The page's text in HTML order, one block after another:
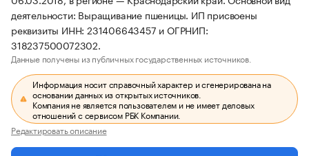
деятельности: Выращивание пшеницы. ИП присвоены
реквизиты ИНН: 231406643457 и ОГРНИП:
318237500072302.
Данные получены из публичных государственных источников.
Информация носит справочный характер и сгенерирована на
основании данных из открытых источников.
Компания не является пользователем и не имеет деловых
отношений с сервисом РБК Компании.
Редактировать описание